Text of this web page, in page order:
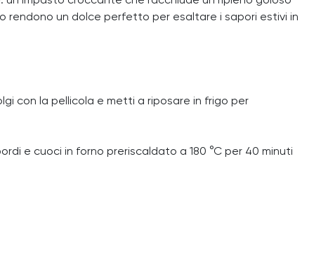
rendono un dolce perfetto per esaltare i sapori estivi in
con la pellicola e metti a riposare in frigo per
e cuoci in forno preriscaldato a 180 °C per 40 minuti